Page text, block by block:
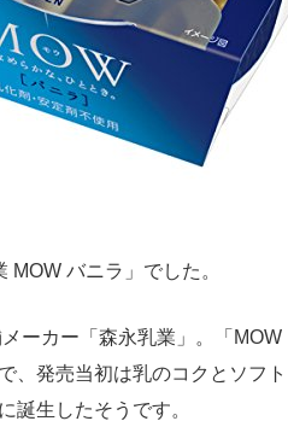
バニラ」でした。
ーカー「森永乳業」。「
、発売当初は乳のコクとソフ
誕生したそうです。